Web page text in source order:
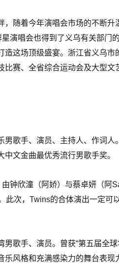
，随着今年演唱会市场的不断升
演唱会也得到了义乌有关部门
造这场顶级盛宴。浙江省义乌市
比赛、全省综合运动会及大型文
歌手、演员、主持人、作词人
文金曲最优秀流行男歌手奖。
钟欣潼（阿娇）与蔡卓妍（阿
此次，Twins的合体演出一定可
歌手、演员。曾获“第五届全球
风格和充满感染力的舞台表现